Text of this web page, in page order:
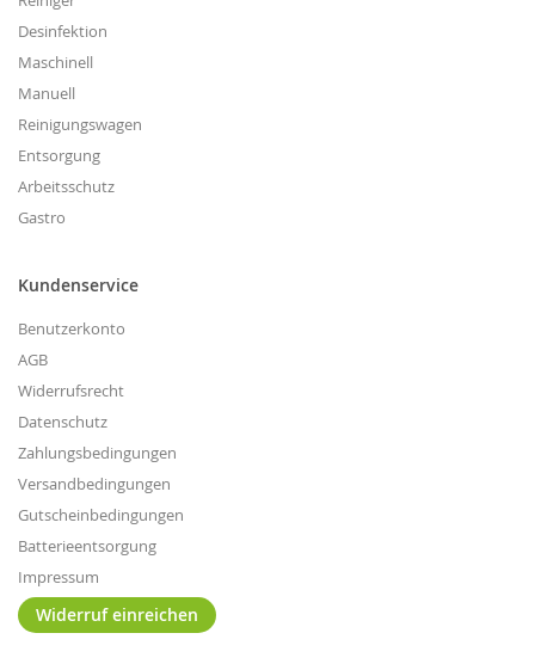
Desinfektion
Maschinell
Manuell
Reinigungswagen
Entsorgung
Arbeitsschutz
Gastro
Kundenservice
Benutzerkonto
AGB
Widerrufsrecht
Datenschutz
Zahlungsbedingungen
Versandbedingungen
Gutscheinbedingungen
Batterieentsorgung
Impressum
Widerruf einreichen